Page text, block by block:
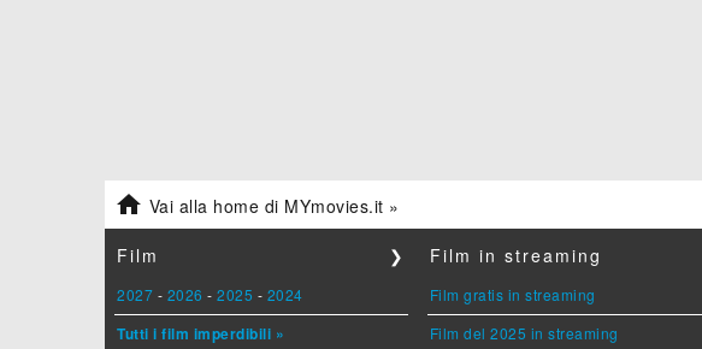
 Vai alla home di MYmovies.it »
Film ❯
2027 - 2026 - 2025 - 2024
Tutti i film imperdibili »
Film in streaming
Film gratis in streaming
Film del 2025 in streaming